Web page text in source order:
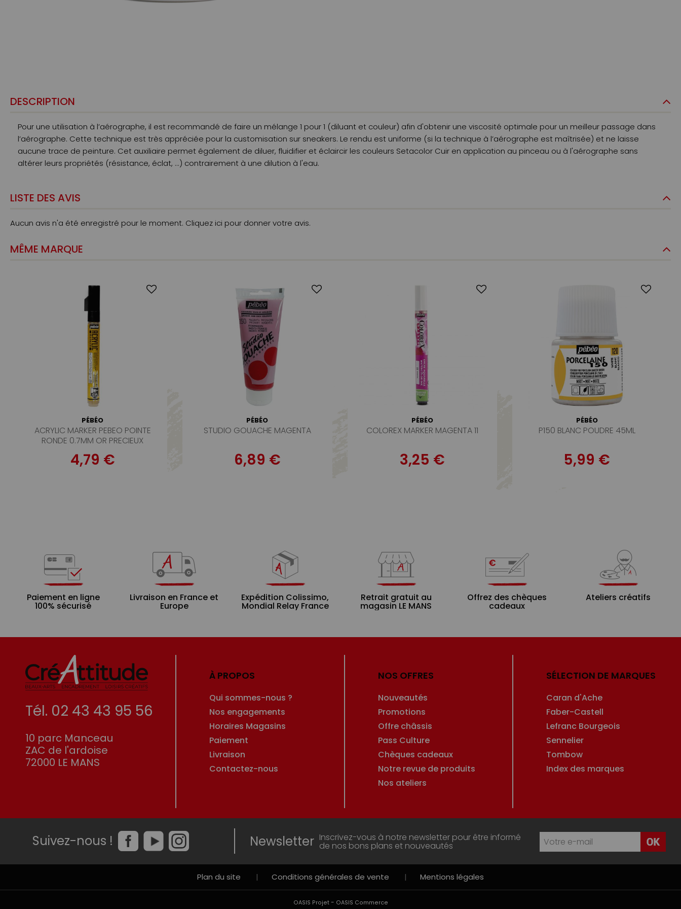
DESCRIPTION
Pour une utilisation à l’aérographe, il est recommandé de faire un mélange 1 pour 1 (diluant et couleur) afin d'obtenir une viscosité optimale pour un meilleur passage dans
l’aérographe. Cette technique est très appréciée pour la customisation sur sneakers. Le rendu est uniforme (si la technique à l’aérographe est maîtrisée) et ne laisse
aucune trace de peinture. Cet auxiliaire permet également de diluer, fluidifier et éclaircir les couleurs Setacolor Cuir en application au pinceau ou à l'aérographe sans
altérer leurs propriétés (résistance, éclat, ...) contrairement à une dilution à l'eau.
LISTE DES AVIS
Aucun avis n'a été enregistré pour le moment. Cliquez ici pour donner votre avis.
MÊME MARQUE
PÉBÉO
ACRYLIC MARKER PEBEO POINTE
RONDE 0.7MM OR PRECIEUX
4,79 €
PÉBÉO
STUDIO GOUACHE MAGENTA
6,89 €
PÉBÉO
COLOREX MARKER MAGENTA 11
3,25 €
PÉBÉO
P150 BLANC POUDRE 45ML
5,99 €
Paiement en ligne
100% sécurisé
Livraison en France et
Europe
Expédition Colissimo,
Mondial Relay France
Retrait gratuit au
magasin LE MANS
Offrez des chèques
cadeaux
Ateliers créatifs
Tél. 02 43 43 95 56
10 parc Manceau
ZAC de l'ardoise
72000 LE MANS
À PROPOS
Qui sommes-nous ?
Nos engagements
Horaires Magasins
Paiement
Livraison
Contactez-nous
NOS OFFRES
Nouveautés
Promotions
Offre châssis
Pass Culture
Chèques cadeaux
Notre revue de produits
Nos ateliers
SÉLECTION DE MARQUES
Caran d'Ache
Faber-Castell
Lefranc Bourgeois
Sennelier
Tombow
Index des marques
Suivez-nous ! Newsletter Inscrivez-vous à notre newsletter pour être informé
de nos bons plans et nouveautés
Plan du site | Conditions générales de vente | Mentions légales
OASIS Projet- OASIS Commerce